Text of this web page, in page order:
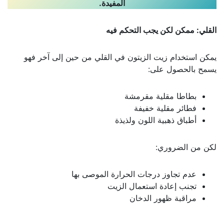
المفيدة.
القلي: ممكن لكن يجب التحكم فيه
يمكن استخدام زيت الزيتون في القلي من حين إلى آخر فهو
يسمح بالحصول على:
بطاطا مقلية مقرمشة
فطائر مقلية خفيفة
أطباق ذهبية اللون ولذيذة
لكن من الضروري:
عدم تجاوز درجات الحرارة الموصى بها
تجنب إعادة استعمال الزيت
مراقبة ظهور الدخان